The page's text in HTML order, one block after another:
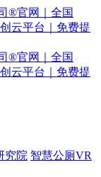
究院 智慧公厕VR